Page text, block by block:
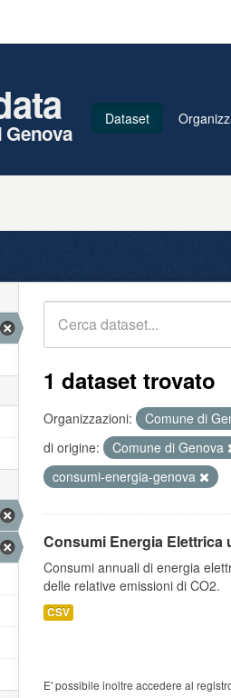
Genova
Dataset
1 dataset trovato
Organizzazioni: Comune di
di origine:
Comune di Genova
consumi-energia-genova
Consumi Energia Elettrica
Consumi annuali di energia
delle relative emissioni di CO2.
CSV
E' possibile inoltre accedere al